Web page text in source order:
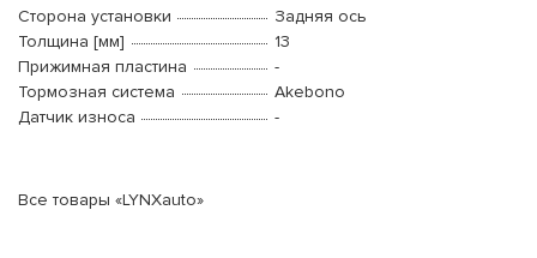
Сторона установки
Задняя ось
Толщина [мм]
13
Прижимная пластина
-
Тормозная система
Akebono
Датчик износа
-
Все товары «LYNXauto»